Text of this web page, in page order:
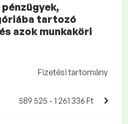
tartozó
azok munkaköri
Fizetési tartomány
589 525 - 1 261 336 Ft